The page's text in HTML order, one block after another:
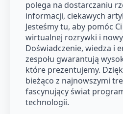
polega na dostarczaniu
informacji, ciekawych
Jesteśmy tu, aby pomóc
wirtualnej rozrywki i
Doświadczenie, wiedza i
zespołu gwarantują
które prezentujemy.
bieżąco z najnowszymi
fascynujący świat
technologii.